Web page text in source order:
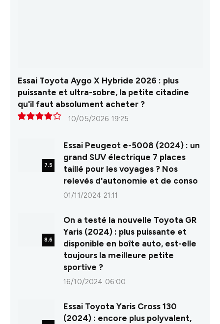
Essai Toyota Aygo X Hybride 2026 : plus
puissante et ultra-sobre, la petite citadine
qu'il faut absolument acheter ?
10/05/2026 19:25
7.5
Essai Peugeot e-5008 (2024) : un
grand SUV électrique 7 places
taillé pour les voyages ? Nos
relevés d'autonomie et de conso
01/11/2024 21:11
8.6
On a testé la nouvelle Toyota GR
Yaris (2024) : plus puissante et
disponible en boîte auto, est-elle
toujours la meilleure petite
sportive ?
16/10/2024 06:00
Essai Toyota Yaris Cross 130
(2024) : encore plus polyvalent,